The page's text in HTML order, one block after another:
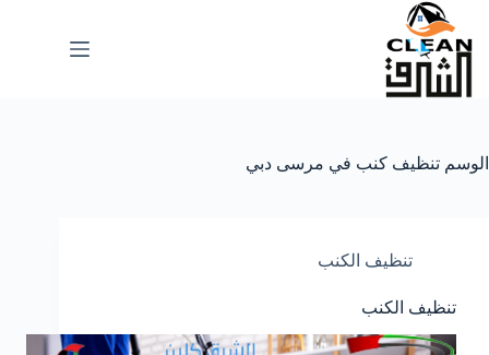
التجاوز
المحتوى
الوسم تنظيف كنب في مرسى دبي
تنظيف الكنب
تنظيف الكنب